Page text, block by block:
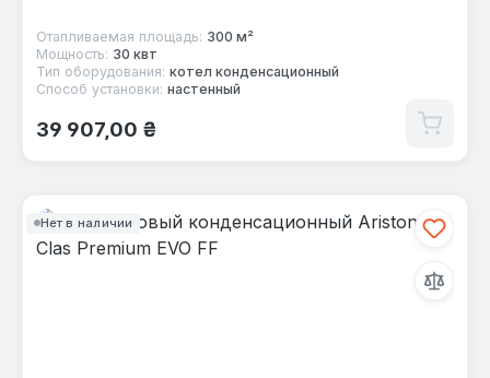
Отапливаемая площадь: 300 м²
Мощность: 30 квт
Тип оборудования: котел конденсационный
Способ установки: настенный
Обычная цена:
39 907,00 ₴
Нет в наличии